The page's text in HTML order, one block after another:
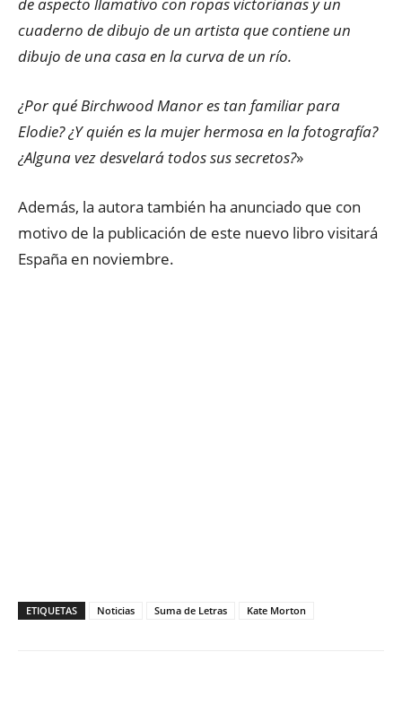
cuaderno de dibujo de un artista que contiene un
dibujo de una casa en la curva de un río.
¿Por qué Birchwood Manor es tan familiar para
Elodie? ¿Y quién es la mujer hermosa en la fotografía?
¿Alguna vez desvelará todos sus secretos?»
Además, la autora también ha anunciado que con
motivo de la publicación de este nuevo libro visitará
España en noviembre.
ETIQUETAS Noticias Suma de Letras Kate Morton